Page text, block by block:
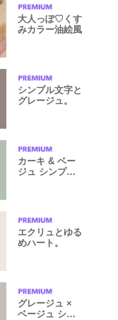
大人っぽ♡くす
みカラー油絵風
シンプル文字と
グレージュ。
カーキ & ベー
ジュ シンプル
エクリュとゆる
めハート。
グレージュ ×
ベージュ シン